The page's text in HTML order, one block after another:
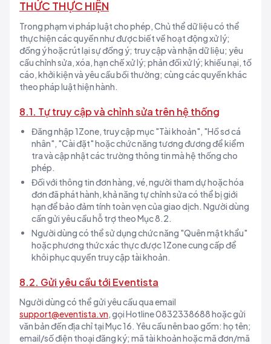
THỨC THỰC HIỆN
Trong phạm vi pháp luật cho phép, Chủ thể dữ liệu có thể
thực hiện các quyền như được biết về hoạt động xử lý;
đồng ý hoặc rút lại sự đồng ý; truy cập và nhận dữ liệu; yêu
cầu chỉnh sửa, xóa, hạn chế xử lý; phản đối xử lý; khiếu nại, tố
cáo, khởi kiện và yêu cầu bồi thường; cùng các quyền khác
theo pháp luật hiện hành.
8.1. Tự truy cập và chỉnh sửa trên hệ thống
Đăng nhập 1Zone, truy cập mục "Tài khoản", "Hồ sơ cá
nhân", "Cài đặt" hoặc chức năng tương đương để kiểm
tra và cập nhật các trường thông tin mà hệ thống cho
phép.
Đối với thông tin đơn hàng, vé, người tham dự hoặc hóa
đơn đã phát hành, khả năng tự chỉnh sửa có thể bị giới
hạn để bảo đảm tính toàn vẹn của giao dịch. Người dùng
cần gửi yêu cầu hỗ trợ theo Mục 8.2.
Người dùng có thể sử dụng chức năng "Quên mật khẩu"
hoặc phương thức xác thực được 1Zone cung cấp để
khôi phục quyền truy cập tài khoản.
8.2. Gửi yêu cầu tới Eventista
Người dùng có thể gửi yêu cầu qua email
support@eventista.vn, gọi Hotline 0832338688 hoặc gửi
văn bản đến địa chỉ tại Mục 16. Yêu cầu nên bao gồm: họ tên;
email/số điện thoại đăng ký; mã tài khoản hoặc mã đơn/mã